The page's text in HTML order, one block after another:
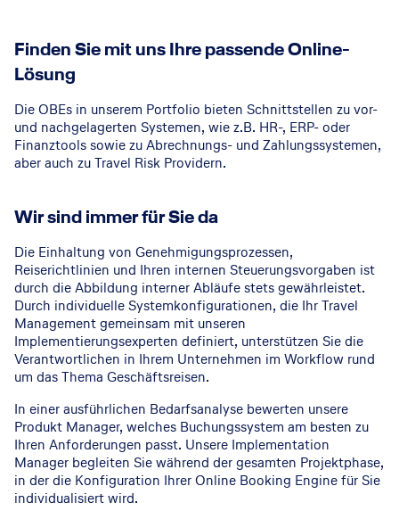
Finden Sie mit uns Ihre passende Online-
Lösung
Die OBEs in unserem Portfolio bieten Schnittstellen zu vor-
und nachgelagerten Systemen, wie z.B. HR-, ERP- oder
Finanztools sowie zu Abrechnungs- und Zahlungssystemen,
aber auch zu Travel Risk Providern.
Wir sind immer für Sie da
Die Einhaltung von Genehmigungsprozessen,
Reiserichtlinien und Ihren internen Steuerungsvorgaben ist
durch die Abbildung interner Abläufe stets gewährleistet.
Durch individuelle Systemkonfigurationen, die Ihr Travel
Management gemeinsam mit unseren
Implementierungsexperten definiert, unterstützen Sie die
Verantwortlichen in Ihrem Unternehmen im Workflow rund
um das Thema Geschäftsreisen.
In einer ausführlichen Bedarfsanalyse bewerten unsere
Produkt Manager, welches Buchungssystem am besten zu
Ihren Anforderungen passt. Unsere Implementation
Manager begleiten Sie während der gesamten Projektphase,
in der die Konfiguration Ihrer Online Booking Engine für Sie
individualisiert wird.